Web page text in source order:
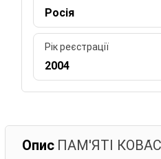
Росія
Рік реєстрації
2004
Опис ПАМ'ЯТІ